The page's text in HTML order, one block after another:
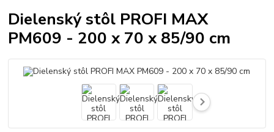
Dielenský stôl PROFI MAX
PM609 - 200 x 70 x 85/90 cm